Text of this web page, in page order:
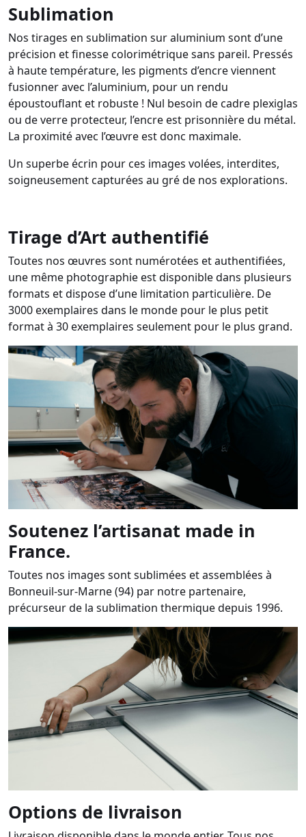
Sublimation
Nos tirages en sublimation sur aluminium sont d’une
précision et finesse colorimétrique sans pareil. Pressés
à haute température, les pigments d’encre viennent
fusionner avec l’aluminium, pour un rendu
époustouflant et robuste ! Nul besoin de cadre plexiglas
ou de verre protecteur, l’encre est prisonnière du métal.
La proximité avec l’œuvre est donc maximale.
Un superbe écrin pour ces images volées, interdites,
soigneusement capturées au gré de nos explorations.
Tirage d’Art authentifié
Toutes nos œuvres sont numérotées et authentifiées,
une même photographie est disponible dans plusieurs
formats et dispose d’une limitation particulière. De
3000 exemplaires dans le monde pour le plus petit
format à 30 exemplaires seulement pour le plus grand.
Soutenez l’artisanat made in
France.
Toutes nos images sont sublimées et assemblées à
Bonneuil-sur-Marne (94) par notre partenaire,
précurseur de la sublimation thermique depuis 1996.
Options de livraison